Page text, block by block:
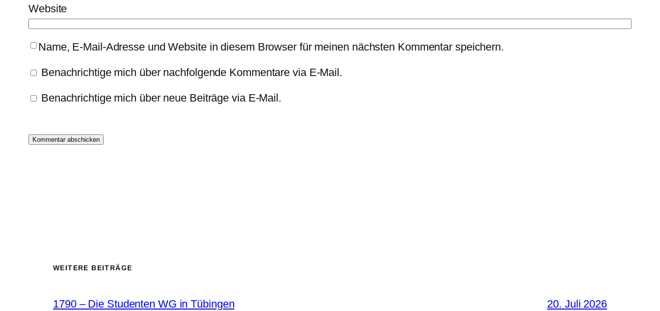
Website
Name, E-Mail-Adresse und Website in diesem Browser für meinen nächsten Kommentar speichern.
Benachrichtige mich über nachfolgende Kommentare via E-Mail.
Benachrichtige mich über neue Beiträge via E-Mail.
WEITERE BEITRÄGE
1790 – Die Studenten WG in Tübingen 20. Juli 2026